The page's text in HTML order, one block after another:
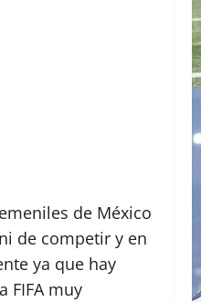
de México
de competir y en
ya que hay
FIFA muy